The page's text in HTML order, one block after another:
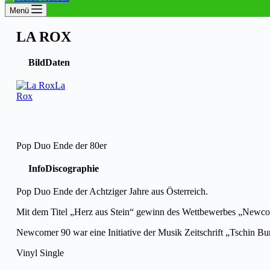
Menü
LA ROX
BildDaten
La
Rox
Pop Duo Ende der 80er
InfoDiscographie
Pop Duo Ende der Achtziger Jahre aus Österreich.
Mit dem Titel „Herz aus Stein“ gewinn des Wettbewerbes
Newcomer 90 war eine Initiative der Musik Zeitschrift „Tschin
Vinyl Single